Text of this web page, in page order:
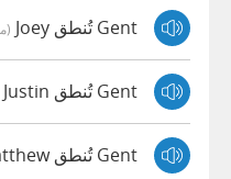
Gent تُنطق Joey
Gent تُنطق Justin
Gent تُنطق Matthew